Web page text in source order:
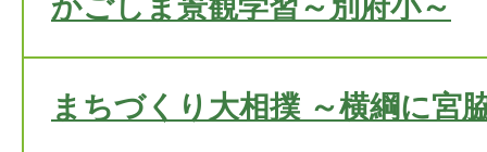
かごしま景観学習～別府小～
まちづくり大相撲 ～横綱に宮